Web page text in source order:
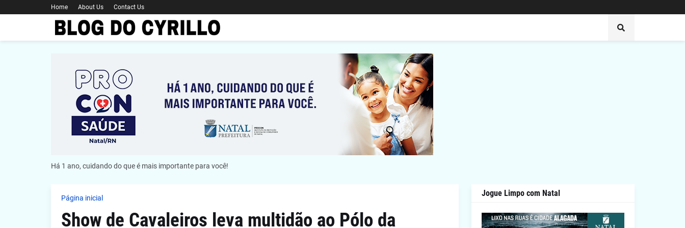
Home About Us Contact Us
Há 1 ano, cuidando do que é mais importante para você!
Página inicial
Show de Cavaleiros leva multidão ao Pólo da
Jogue Limpo com Natal